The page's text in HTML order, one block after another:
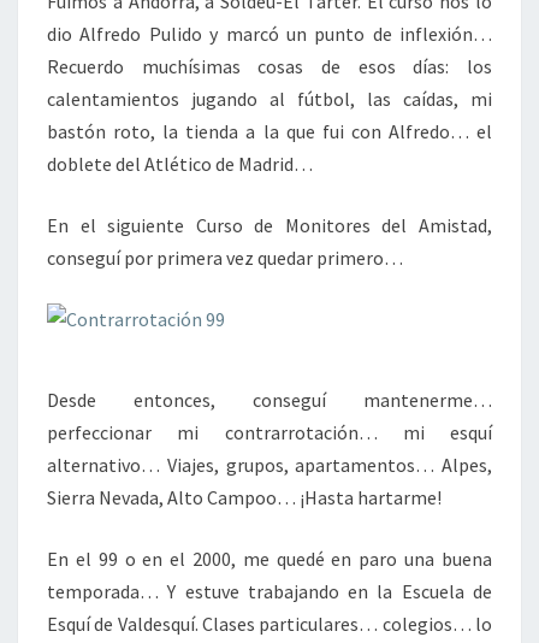
dio Alfredo Pulido y marcó un punto de inflexión…
Recuerdo muchísimas cosas de esos días: los
calentamientos jugando al fútbol, las caídas, mi
bastón roto, la tienda a la que fui con Alfredo… el
doblete del Atlético de Madrid…
En el siguiente Curso de Monitores del Amistad,
conseguí por primera vez quedar primero…
Desde entonces, conseguí mantenerme…
perfeccionar mi contrarrotación… mi esquí
alternativo… Viajes, grupos, apartamentos… Alpes,
Sierra Nevada, Alto Campoo… ¡Hasta hartarme!
En el 99 o en el 2000, me quedé en paro una buena
temporada… Y estuve trabajando en la Escuela de
Esquí de Valdesquí. Clases particulares… colegios… lo